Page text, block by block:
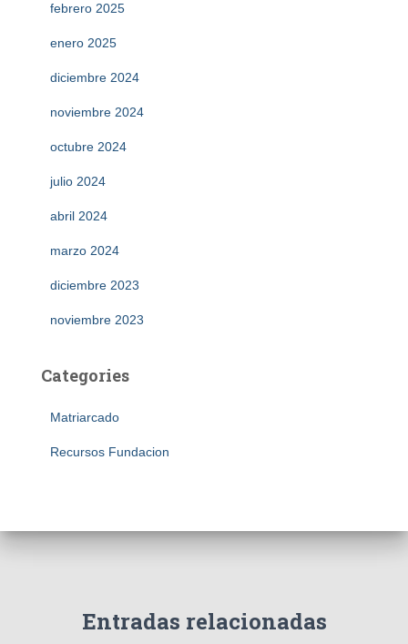
febrero 2025
enero 2025
diciembre 2024
noviembre 2024
octubre 2024
julio 2024
abril 2024
marzo 2024
diciembre 2023
noviembre 2023
Categories
Matriarcado
Recursos Fundacion
Entradas relacionadas